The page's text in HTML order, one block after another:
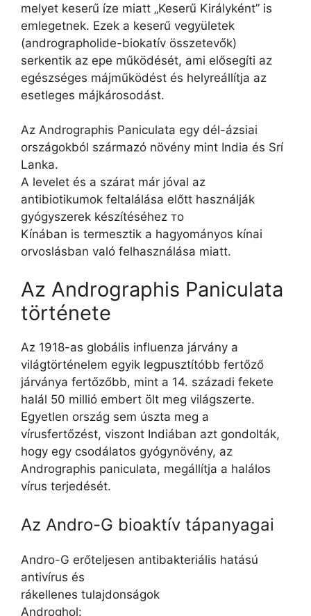
melyet keserű íze miatt „Keserű Királyként” is
emlegetnek. Ezek a keserű vegyületek
(andrographolide-biokatív összetevők)
serkentik az epe működését, ami elősegíti az
egészséges májműködést és helyreállítja az
esetleges májkárosodást.
Az Andrographis Paniculata egy dél-ázsiai
országokból származó növény mint India és Srí
Lanka.
A levelet és a szárat már jóval az
antibiotikumok feltalálása előtt használják
gyógyszerek készítéséhez то
Kínában is termesztik a hagyományos kínai
orvoslásban való felhasználása miatt.
Az Andrographis Paniculata
története
Az 1918-as globális influenza járvány a
világtörténelem egyik legpusztítóbb fertőző
járványa fertőzőbb, mint a 14. századi fekete
halál 50 millió embert ölt meg világszerte.
Egyetlen ország sem úszta meg a
vírusfertőzést, viszont Indiában azt gondolták,
hogy egy csodálatos gyógynövény, az
Andrographis paniculata, megállítja a halálos
vírus terjedését.
Az Andro-G bioaktív tápanyagai
Andro-G erőteljesen antibakteriális hatású
antivírus és
rákellenes tulajdonságok
Androghol: